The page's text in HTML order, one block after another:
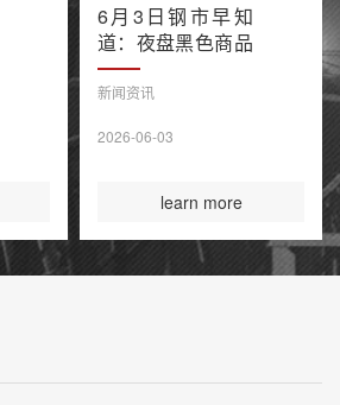
6月3日钢市早知
道：夜盘黑色商品
多数收涨 IEA警告
全球石油库存或于
国际煤炭投资创14
新闻资讯
2026-06-03
learn more